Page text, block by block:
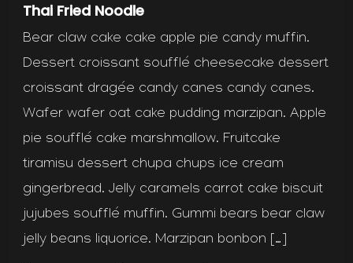
Thai Fried Noodle
Bear claw cake cake apple pie candy muffin.
Dessert croissant soufflé cheesecake dessert
croissant dragée candy canes candy canes.
Wafer wafer oat cake pudding marzipan. Apple
pie soufflé cake marshmallow. Fruitcake
tiramisu dessert chupa chups ice cream
gingerbread. Jelly caramels carrot cake biscuit
jujubes soufflé muffin. Gummi bears bear claw
jelly beans liquorice. Marzipan bonbon […]